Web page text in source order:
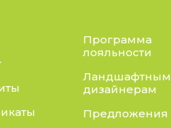
Программа
лояльности
Ландшафтным
дизайнерам
Предложения